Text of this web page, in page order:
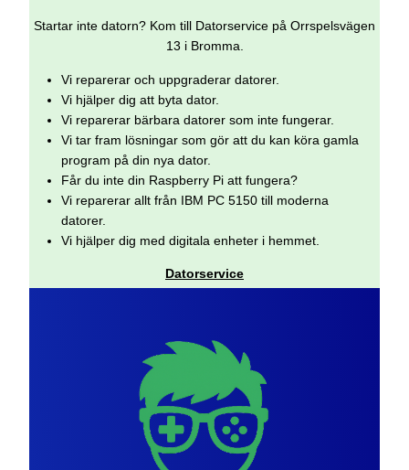
Startar inte datorn? Kom till Datorservice på Orrspelsvägen
13 i Bromma.
Vi reparerar och uppgraderar datorer.
Vi hjälper dig att byta dator.
Vi reparerar bärbara datorer som inte fungerar.
Vi tar fram lösningar som gör att du kan köra gamla
program på din nya dator.
Får du inte din Raspberry Pi att fungera?
Vi reparerar allt från IBM PC 5150 till moderna
datorer.
Vi hjälper dig med digitala enheter i hemmet.
Datorservice